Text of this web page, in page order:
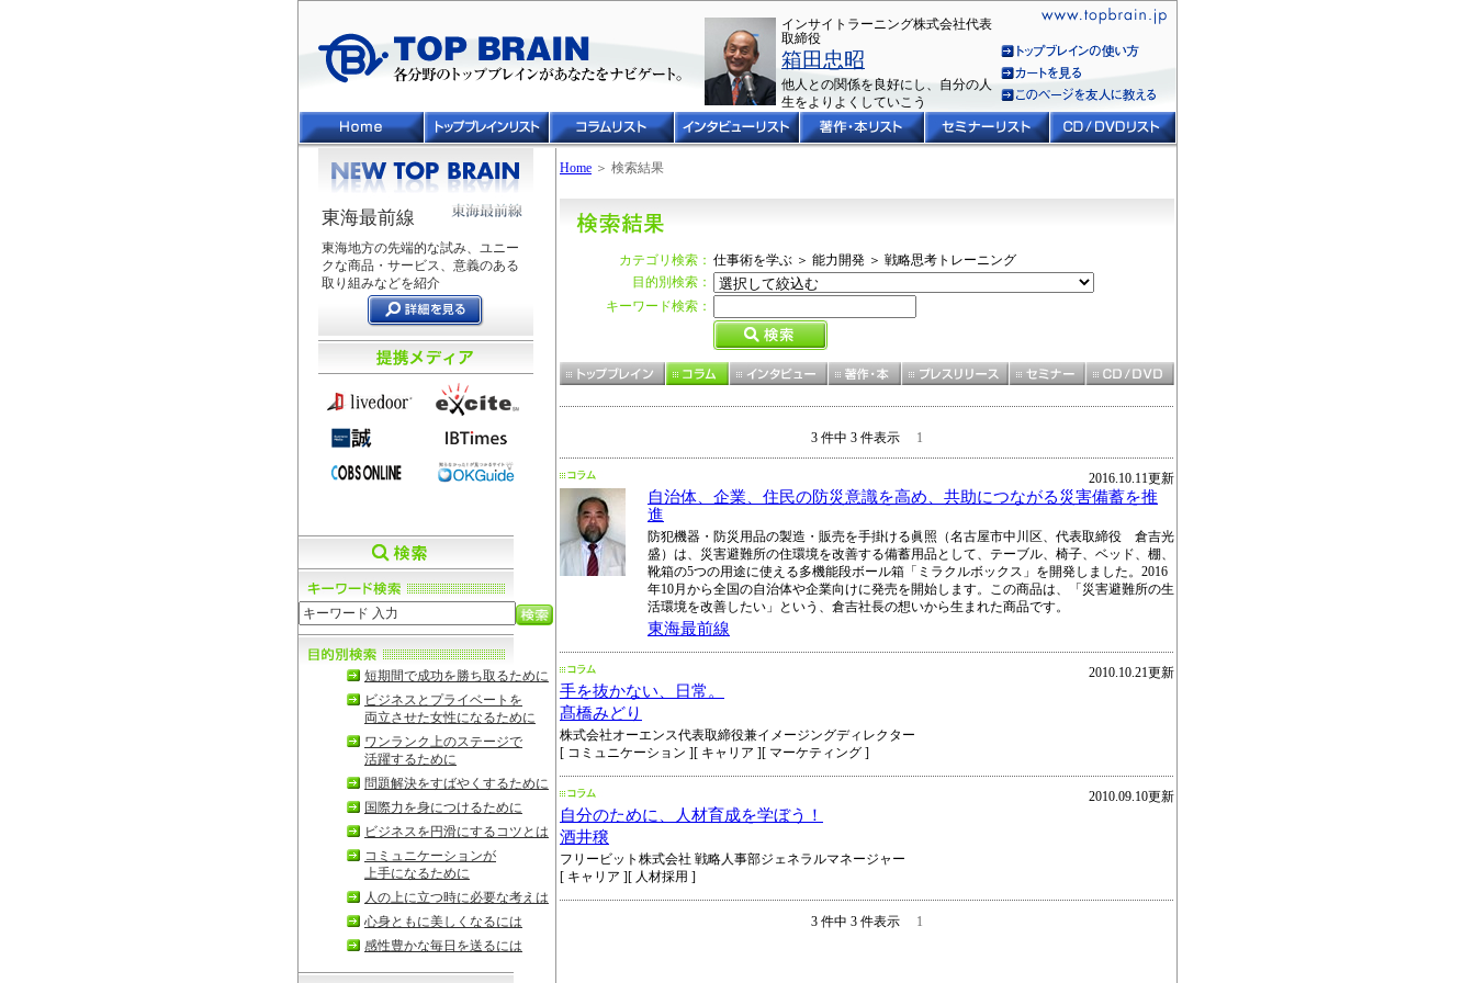
インサイトラーニング株式会社代表
取締役
箱田忠昭
他人との関係を良好にし、自分の人
生をよりよくしていこう
東海最前線
東海地方の先端的な試み、ユニー
クな商品・サービス、意義のある
取り組みなどを紹介
短期間で成功を勝ち取るために
ビジネスとプライベートを
両立させた女性になるために
ワンランク上のステージで
活躍するために
問題解決をすばやくするために
国際力を身につけるために
ビジネスを円滑にするコツとは
コミュニケーションが
上手になるために
人の上に立つ時に必要な考えは
心身ともに美しくなるには
感性豊かな毎日を送るには
Home ＞ 検索結果
カテゴリ検索： 仕事術を学ぶ ＞ 能力開発 ＞ 戦略思考トレーニング
目的別検索：
キーワード検索：
3 件中 3 件表示 1
2016.10.11更新
自治体、企業、住民の防災意識を高め、共助につながる災害備蓄を推
進
防犯機器・防災用品の製造・販売を手掛ける眞照（名古屋市中川区、代表取締役 倉吉光
盛）は、災害避難所の住環境を改善する備蓄用品として、テーブル、椅子、ベッド、棚、
靴箱の5つの用途に使える多機能段ボール箱「ミラクルボックス」を開発しました。2016
年10月から全国の自治体や企業向けに発売を開始します。この商品は、「災害避難所の生
活環境を改善したい」という、倉吉社長の想いから生まれた商品です。
東海最前線
2010.10.21更新
手を抜かない、日常。
髙橋みどり
株式会社オーエンス代表取締役兼イメージングディレクター
[ コミュニケーション ][ キャリア ][ マーケティング ]
2010.09.10更新
自分のために、人材育成を学ぼう！
酒井穣
フリービット株式会社 戦略人事部ジェネラルマネージャー
[ キャリア ][ 人材採用 ]
3 件中 3 件表示 1